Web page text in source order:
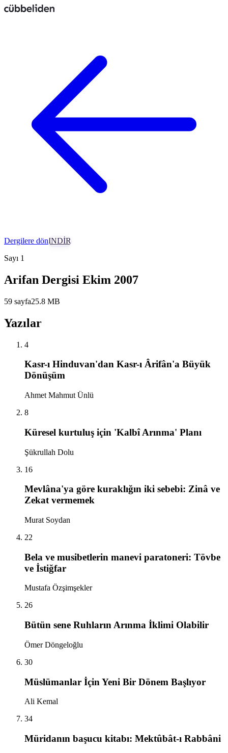
Dergilere dönİNDİR
Sayı 1
Arifan Dergisi Ekim 2007
59 sayfa25.8 MB
Yazılar
4
Kasr-ı Hinduvan'dan Kasr-ı Ârifân'a Büyük
Dönüşüm
Ahmet Mahmut Ünlü
8
Küresel kurtuluş için 'Kalbî Arınma' Planı
Şükrullah Dolu
16
Mevlâna'ya göre kuraklığın iki sebebi: Zinâ ve
Zekat vermemek
Murat Soydan
22
Bela ve musibetlerin manevi paratoneri: Tövbe
ve İstiğfar
Mustafa Özşimşekler
26
Bütün sene Ruhların Arınma İklimi Olabilir
Ömer Döngeloğlu
30
Müslümanlar İçin Yeni Bir Dönem Başlıyor
Ali Kemal
34
Müridanın başucu kitabı: Mektûbât-ı Rabbâni